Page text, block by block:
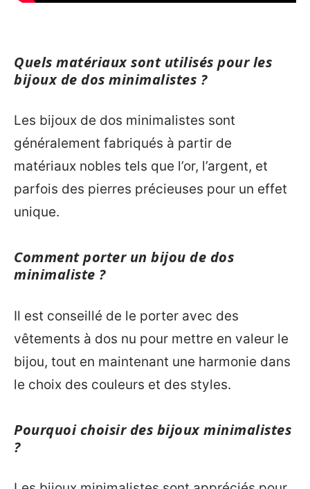
Quels matériaux sont utilisés pour les
bijoux de dos minimalistes ?
Les bijoux de dos minimalistes sont
généralement fabriqués à partir de
matériaux nobles tels que l’or, l’argent, et
parfois des pierres précieuses pour un effet
unique.
Comment porter un bijou de dos
minimaliste ?
Il est conseillé de le porter avec des
vêtements à dos nu pour mettre en valeur le
bijou, tout en maintenant une harmonie dans
le choix des couleurs et des styles.
Pourquoi choisir des bijoux minimalistes
?